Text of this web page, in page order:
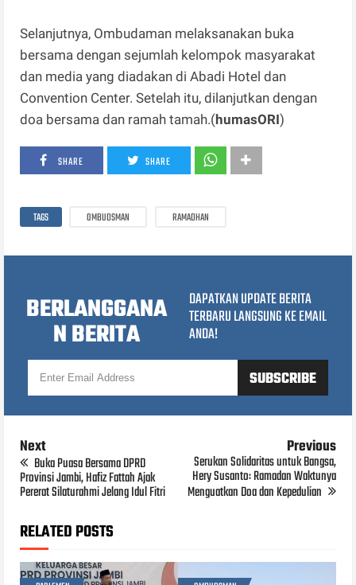
Selanjutnya, Ombudaman melaksanakan buka
bersama dengan sejumlah kelompok masyarakat
dan media yang diadakan di Abadi Hotel dan
Convention Center. Setelah itu, dilanjutkan dengan
doa bersama dan ramah tamah.(humasORI)
SHARE SHARE
TAGS OMBUDSMAN RAMADHAN
BERLANGGANA
N BERITA
DAPATKAN UPDATE BERITA
TERBARU LANGSUNG KE EMAIL
ANDA!
Next
Buka Puasa Bersama DPRD
Provinsi Jambi, Hafiz Fattah Ajak
Pererat Silaturahmi Jelang Idul Fitri
Previous
Serukan Solidaritas untuk Bangsa,
Hery Susanto: Ramadan Waktunya
Menguatkan Doa dan Kepedulian
RELATED POSTS